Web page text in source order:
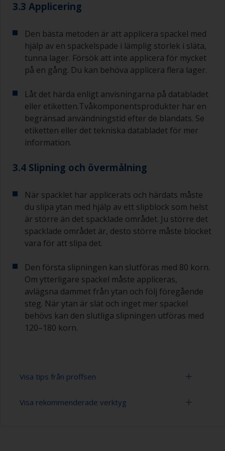
3.3 Applicering
Den bästa metoden är att applicera spackel med
hjälp av en spackelspade i lämplig storlek i släta,
tunna lager. Försök att inte applicera för mycket
på en gång. Du kan behöva applicera flera lager.
Låt det härda enligt anvisningarna på databladet
eller etiketten.Tvåkomponentsprodukter har en
begränsad användningstid efter de blandats. Se
etiketten eller det tekniska databladet för mer
information.
3.4 Slipning och övermålning
När spacklet har applicerats och härdats måste
du slipa ytan med hjälp av ett slipblock som helst
är större än det spacklade området. Ju större det
spacklade området är, desto större måste blocket
vara för att slipa det.
Den första slipningen kan slutföras med 80 korn.
Om ytterligare spackel måste appliceras,
avlägsna dammet från ytan och följ föregående
steg. När ytan är slät och inget mer spackel
behövs kan den slutliga slipningen utföras med
120–180 korn.
Visa tips från proffsen
Epoxiprodukter måste blandas i rätt förhållande.
Visa rekommenderade verktyg